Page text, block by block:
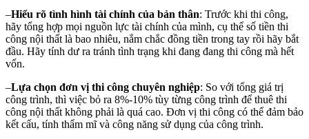
–Hiểu rõ tình hình tài chính của bản thân: Trước khi thi công,
hãy tổng hợp mọi nguồn lực tài chính của mình, cụ thể số tiền thi
công nội thất là bao nhiêu, nắm chắc đồng tiền trong tay rồi hãy bắt
đầu. Hãy tính dư ra tránh tình trạng khi đang đang thi công mà hết
vốn.
–Lựa chọn đơn vị thi công chuyên nghiệp: So với tổng giá trị
công trình, thì việc bỏ ra 8%-10% tùy từng công trình để thuê thi
công nội thất không phải là quá cao. Đơn vị thi công có thể đảm bảo
kết cấu, tính thẩm mĩ và công năng sử dụng của công trình.